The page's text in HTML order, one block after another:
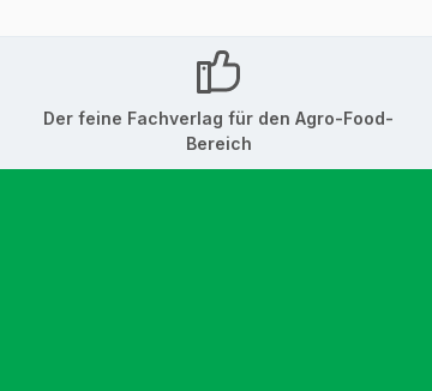
Der feine Fachverlag für den Agro-Food-
Bereich